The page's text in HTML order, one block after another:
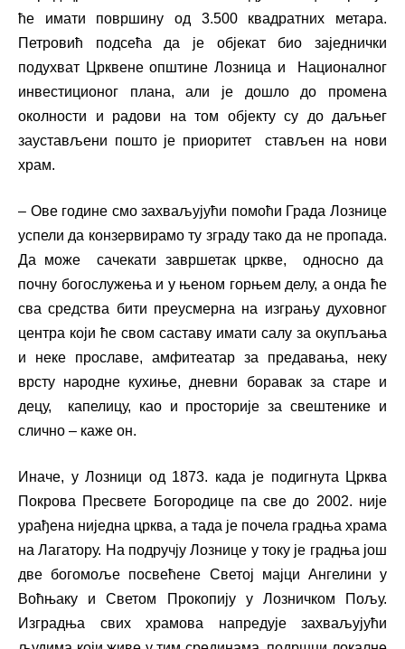
ће имати површину од 3.500 квадратних метара.
Петровић подсећа да је објекат био заједнички
подухват Црквене општине Лозница и Националног
инвестиционог плана, али је дошло до промена
околности и радови на том објекту су до даљњег
заустављени пошто је приоритет стављен на нови
храм.
– Ове године смо захваљујући помоћи Града Лознице
успели да конзервирамо ту зграду тако да не пропада.
Да може сачекати завршетак цркве, односно да
почну богослужења и у њеном горњем делу, а онда ће
сва средства бити преусмерна на изгрању духовног
центра који ће свом саставу имати салу за окупљања
и неке прославе, амфитеатар за предавања, неку
врсту народне кухиње, дневни боравак за старе и
децу, капелицу, као и просторије за свештенике и
слично – каже он.
Иначе, у Лозници од 1873. када је подигнута Црква
Покрова Пресвете Богородице па све до 2002. није
урађена ниједна црква, а тада је почела градња храма
на Лагатору. На подручју Лознице у току је градња још
две богомоље посвећене Светој мајци Ангелини у
Воћњаку и Светом Прокопију у Лозничком Пољу.
Изградња свих храмова напредује захваљујући